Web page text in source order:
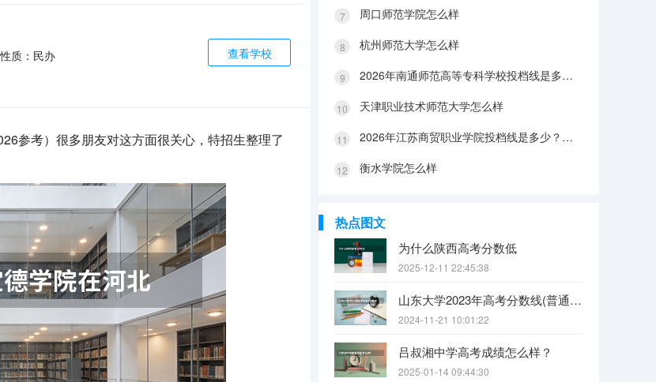
质：民办
查看学校
参考）很多朋友对这方面很关心，特招生整理了
周口师范学院怎么样
杭州师范大学怎么样
2026年南通师范高等专科学校投档线是多少？分数线、费用与入学攻略
天津职业技术师范大学怎么样
2026年江苏商贸职业学院投档线是多少？分数线、费用与入学攻略
衡水学院怎么样
热点图文
为什么陕西高考分数低
2025-12-11 22:45:38
山东大学2023年高考分数线(普通文理)（免费二本和三本的区别）
2024-11-21 10:01:22
吕叔湘中学高考成绩怎么样？
2025-01-14 09:44:30